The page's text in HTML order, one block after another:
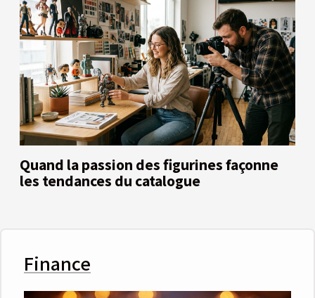
Quand la passion des figurines façonne
les tendances du catalogue
Finance